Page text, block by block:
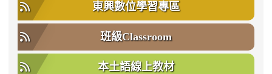
東興數位學習專區
班級Classroom
本土語線上教材